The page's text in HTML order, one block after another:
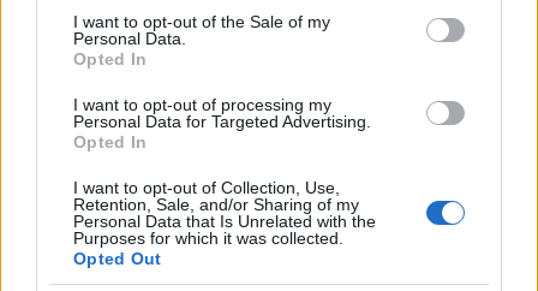
consent section.
I want to opt-out of the Sale of my
Personal Data.
Opted In
I want to opt-out of processing my
Personal Data for Targeted Advertising.
Opted In
I want to opt-out of Collection, Use,
Retention, Sale, and/or Sharing of my
Personal Data that Is Unrelated with the
Purposes for which it was collected.
Opted Out
embeddingsper allegati.
Prezzi B2Bsupporto a listini per cliente, sconti
a volume, bundle, net price per canale;
enforcement di regole di visibilità e coherent
caching.
esclusioni per normativa, stati stock e lead time
a livello di variante.
Governanceversionamento degli indici,
ambienti di staging, rollback sicuri, audit trail su